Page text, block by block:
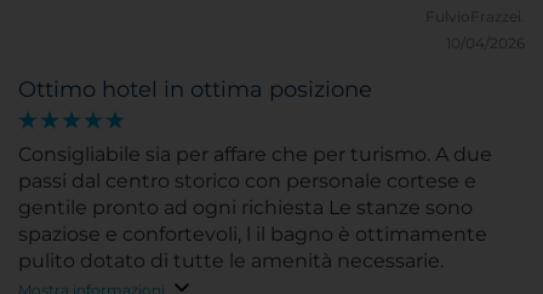
trova nel bel mezzo di un quadrilatero formato da
Burgos, Bilbao, San Sebastian e Pamplona tutte
un'oretta di autobus o treno se non si vuole
noleggiare una vettura. Aeroporto di Vitoria con
Navetta che attende il volo per portare nel cuore di
Vitoria a 3€....scesi accanto alla Cattedrale Nuova con
l'Hotel NH Canciller Ayala al di là di uno dei tanti
straordinari parche cittadini, in 5' minuti quasi
prossimi alla mezzanotte abbiamo raggiunto l'hotel
dove siamo stati accolti con professionalità e
FulvioFrazzei.
10/04/2026
Ottimo hotel in ottima posizione
Consigliabile sia per affare che per turismo. A due
passi dal centro storico con personale cortese e
gentile pronto ad ogni richiesta Le stanze sono
spaziose e confortevoli, l il bagno è ottimamente
pulito dotato di tutte le amenità necessarie.
Mostra informazioni